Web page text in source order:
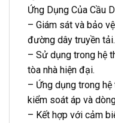
Ứng Dụng Của Cầu
– Giám sát và bảo
đường dây truyền tải.
– Sử dụng trong hệ
tòa nhà hiện đại.
– Ứng dụng trong
kiểm soát áp và
– Kết hợp với cảm